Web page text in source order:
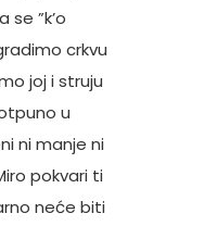
se ”k’o
crkvu
joj i struju
u
ni manje ni
pokvari ti
neće biti